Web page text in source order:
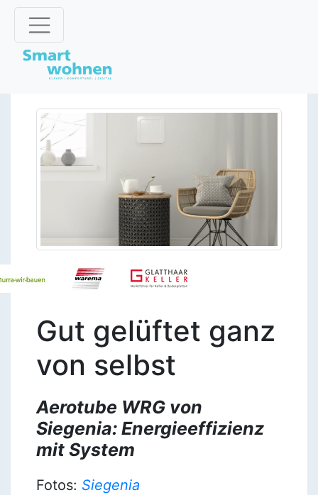
Gut gelüftet ganz
von selbst
Aerotube WRG von
Siegenia: Energieeffizienz
mit System
Fotos: Siegenia